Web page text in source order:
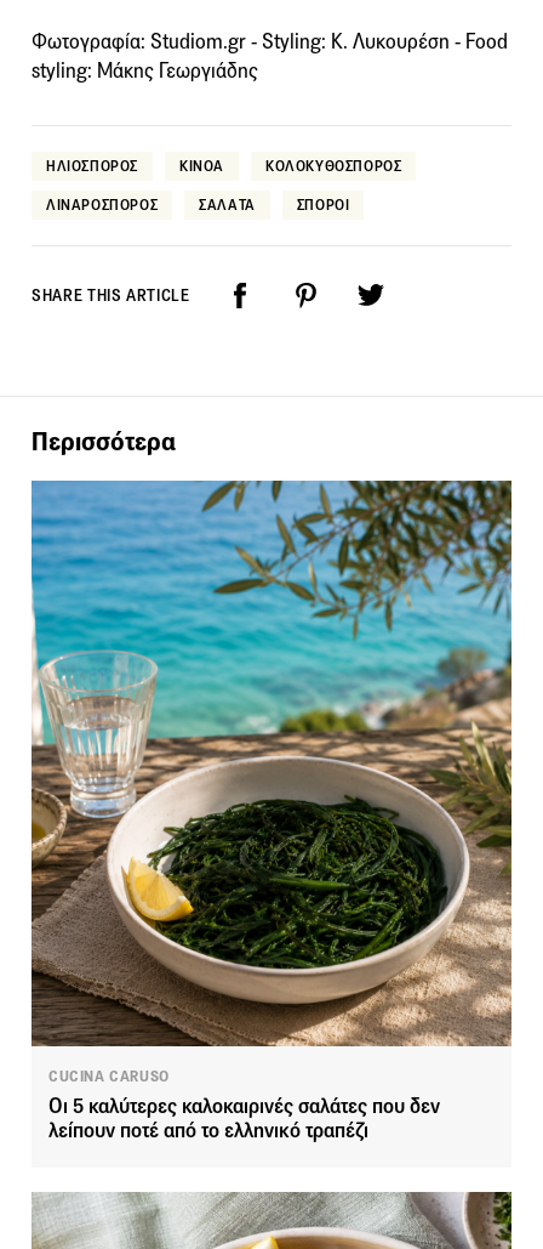
Φωτογραφία: Studiom.gr - Styling: Κ. Λυκουρέση - Food
styling: Μάκης Γεωργιάδης
ΗΛΙΟΣΠΟΡΟΣ ΚΙΝΟΑ ΚΟΛΟΚΥΘΟΣΠΟΡΟΣ
ΛΙΝΑΡΟΣΠΟΡΟΣ ΣΑΛΑΤΑ ΣΠΟΡΟΙ
SHARE THIS ARTICLE
Περισσότερα
CUCINA CARUSO
Οι 5 καλύτερες καλοκαιρινές σαλάτες που δεν
λείπουν ποτέ από το ελληνικό τραπέζι